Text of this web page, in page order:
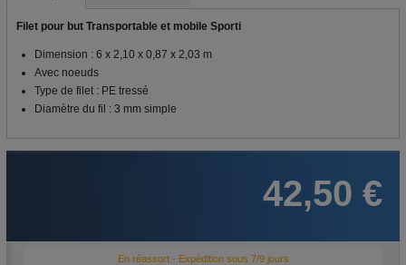
Filet pour but Transportable et mobile Sporti
Dimension : 6 x 2,10 x 0,87 x 2,03 m
Avec noeuds
Type de filet : PE tressé
Diamètre du fil : 3 mm simple
42,50 €
En réassort - Expédition sous 7/9 jours